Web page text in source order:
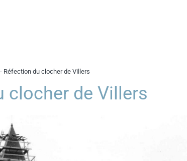
Réfection du clocher de Villers
clocher de Villers